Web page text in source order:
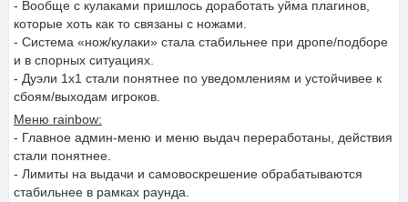
- Вообще с кулаками пришлось доработать уйма плагинов,
которые хоть как то связаны с ножами.
- Система «нож/кулаки» стала стабильнее при дропе/подборе
и в спорных ситуациях.
- Дуэли 1x1 стали понятнее по уведомлениям и устойчивее к
сбоям/выходам игроков.
Меню rainbow:
- Главное админ-меню и меню выдач переработаны, действия
стали понятнее.
- Лимиты на выдачи и самовоскрешение обрабатываются
стабильнее в рамках раунда.